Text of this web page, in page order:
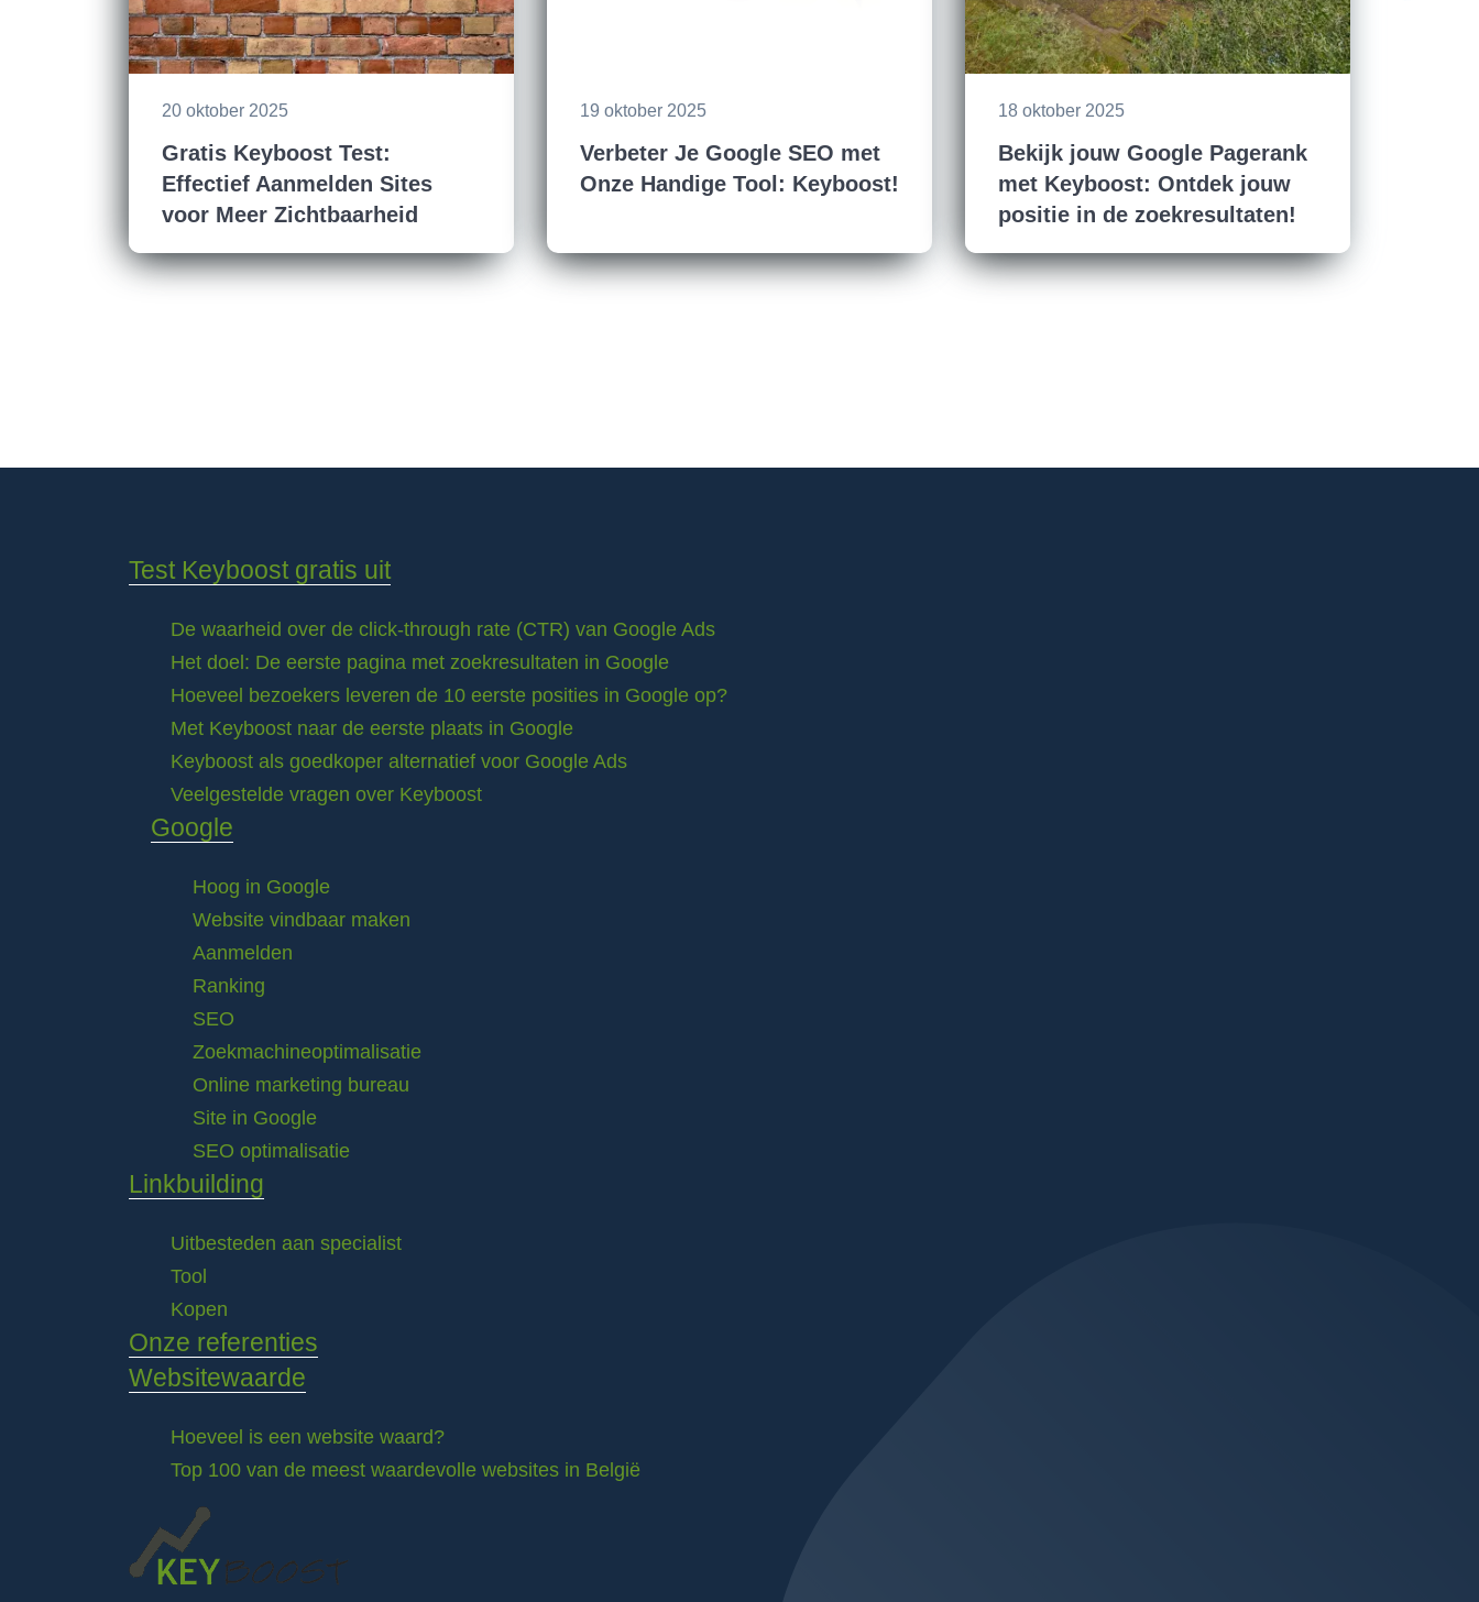
20 oktober 2025
Gratis Keyboost Test:
Effectief Aanmelden Sites
voor Meer Zichtbaarheid
19 oktober 2025
Verbeter Je Google SEO met
Onze Handige Tool: Keyboost!
18 oktober 2025
Bekijk jouw Google Pagerank
met Keyboost: Ontdek jouw
positie in de zoekresultaten!
Test Keyboost gratis uit
De waarheid over de click-through rate (CTR) van Google Ads
Het doel: De eerste pagina met zoekresultaten in Google
Hoeveel bezoekers leveren de 10 eerste posities in Google op?
Met Keyboost naar de eerste plaats in Google
Keyboost als goedkoper alternatief voor Google Ads
Veelgestelde vragen over Keyboost
Google
Hoog in Google
Website vindbaar maken
Aanmelden
Ranking
SEO
Zoekmachineoptimalisatie
Online marketing bureau
Site in Google
SEO optimalisatie
Linkbuilding
Uitbesteden aan specialist
Tool
Kopen
Onze referenties
Websitewaarde
Hoeveel is een website waard?
Top 100 van de meest waardevolle websites in België